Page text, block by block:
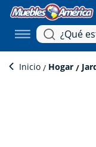
Inicio Hogar